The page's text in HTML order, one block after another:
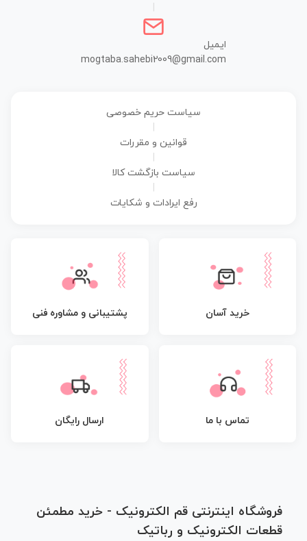
ایمیل
mogtaba.sahebi2009@gmail.com
سیاست حریم خصوصی
قوانین و مقررات
سیاست بازگشت کالا
رفع ایرادات و شکایات
خرید آسان پشتیبانی و مشاوره فنی
تماس با ما ارسال رایگان
فروشگاه اینترنتی قم الکترونیک - خرید مطمئن
قطعات الکترونیک و رباتیک